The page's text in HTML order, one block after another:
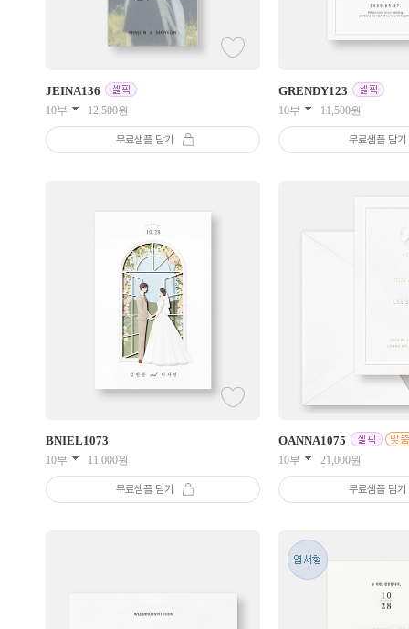
JEINA136
10부 12,500원
무료샘플 담기
GRENDY123
10부 11,500원
무료샘플 담기
BNIEL1073
10부 11,000원
무료샘플 담기
OANNA1075
10부 21,000원
무료샘플 담기